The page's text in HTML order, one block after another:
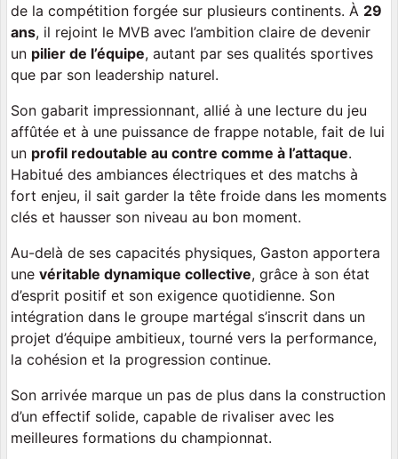
de la compétition forgée sur plusieurs continents. À 29
ans, il rejoint le MVB avec l’ambition claire de devenir
un pilier de l’équipe, autant par ses qualités sportives
que par son leadership naturel.
Son gabarit impressionnant, allié à une lecture du jeu
affûtée et à une puissance de frappe notable, fait de lui
un profil redoutable au contre comme à l’attaque.
Habitué des ambiances électriques et des matchs à
fort enjeu, il sait garder la tête froide dans les moments
clés et hausser son niveau au bon moment.
Au-delà de ses capacités physiques, Gaston apportera
une véritable dynamique collective, grâce à son état
d’esprit positif et son exigence quotidienne. Son
intégration dans le groupe martégal s’inscrit dans un
projet d’équipe ambitieux, tourné vers la performance,
la cohésion et la progression continue.
Son arrivée marque un pas de plus dans la construction
d’un effectif solide, capable de rivaliser avec les
meilleures formations du championnat.